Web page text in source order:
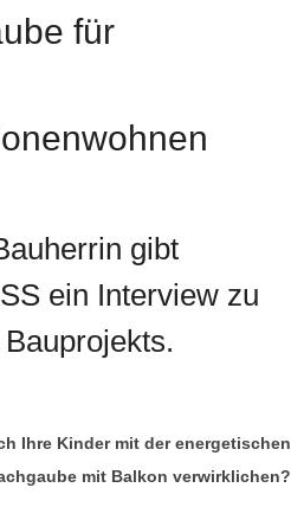
für
gibt
ein Interview zu
Ihre Kinder mit der energetischen
mit Balkon verwirklichen?